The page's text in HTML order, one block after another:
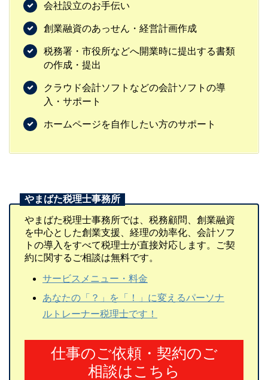
会社設立のお手伝い
創業融資のあっせん・経営計画作成
税務署・市役所などへ開業時に提出する書類
の作成・提出
クラウド会計ソフトなどの会計ソフトの導
入・サポート
ホームページを自作したい方のサポート
やまばた税理士事務所では、税務顧問、創業融資
を中心とした創業支援、経理の効率化、会計ソフ
トの導入をすべて税理士が直接対応します。ご契
約に関するご相談は無料です。
サービスメニュー・料金
あなたの「？」を「！」に変えるパーソナ
ルトレーナー税理士です！
仕事のご依頼・契約のご
相談はこちら